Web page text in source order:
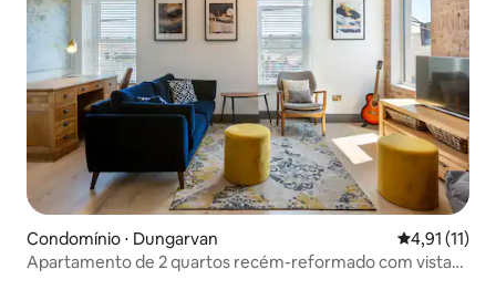
Condomínio ⋅ Dungarvan 4,91 de uma
4,91 (11)
Apartamento de 2 quartos recém-reformado com vista